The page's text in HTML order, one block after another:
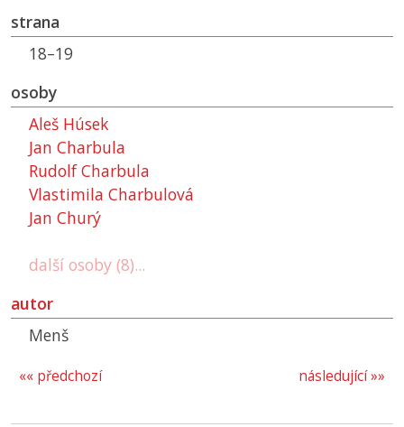
strana
18–19
osoby
Aleš Húsek
Jan Charbula
Rudolf Charbula
Vlastimila Charbulová
Jan Churý
další osoby (8)...
autor
Menš
následující »»
«« předchozí